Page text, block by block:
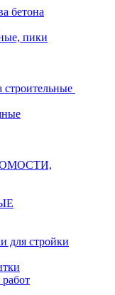
бетона
пики
для стройки